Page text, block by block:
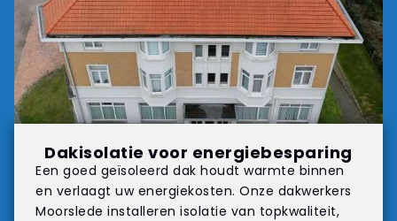
Dakisolatie voor energiebesparing
Een goed geïsoleerd dak houdt warmte binnen
en verlaagt uw energiekosten. Onze dakwerkers
Moorslede installeren isolatie van topkwaliteit,